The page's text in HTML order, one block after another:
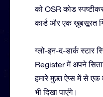
को OSR कोड
कार्ड और एक ख़ूबसूरत
ग्लो-इन-द-डार्क
Register में अपने
हमारे मुफ़्त ऐप्स में से
भी दिखा पाएंगे।